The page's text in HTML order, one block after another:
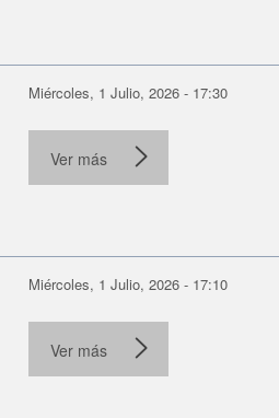
Miércoles, 1 Julio, 2026 - 17:30
Ver más
Miércoles, 1 Julio, 2026 - 17:10
Ver más